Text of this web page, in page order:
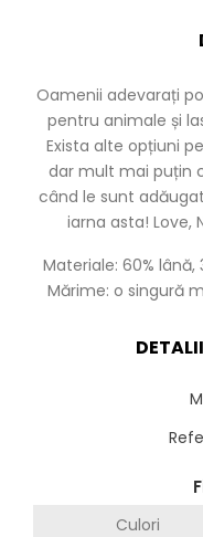
Oamenii adevarați
pentru animale și
Exista alte opțiuni
dar mult mai puțin
când le sunt
iarna asta! Love,
Materiale: 60% lână,
Mărime: o singură
Culori